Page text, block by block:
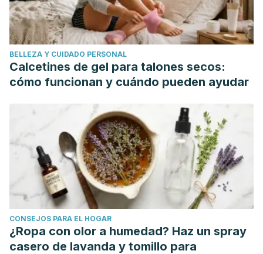
(1962-1972). Prensa Medica Argentina.
POSIBILIDADES TERAPÉUTICAS EN LA CALVICIE
SEBORREICA. (1973). MEDICAMENTA.
BARMAN, J. M., PECORARO, V., & ASTORE, I. (1963). LA
MORFOLOG’IA DEL PELO Y EL ESTADO DE SU CICLO EN LA
VALORACI’ON Y PRON’OSTICO DE LA CALVICIE. El Día
https://doi.org/10.1007/BF00550622
BELLEZA Y CUIDADO PERSONAL
Calcetines de gel para talones secos:
cómo funcionan y cuándo pueden ayudar
CONSEJOS PARA EL HOGAR
¿Ropa con olor a humedad? Haz un spray
casero de lavanda y tomillo para